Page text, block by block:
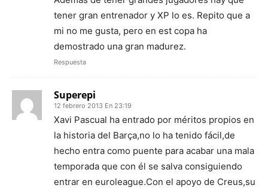
tener gran entrenador y XP lo es. Repito que a
mi no me gusta, pero en est copa ha
demostrado una gran madurez.
Respuesta
Superepi
12 febrero 2013 En 23:19
Xavi Pascual ha entrado por méritos propios en
la historia del Barça,no lo ha tenido fácil,de
hecho entra como puente para acabar una mala
temporada que con él se salva consiguiendo
entrar en euroleague.Con el apoyo de Creus,su